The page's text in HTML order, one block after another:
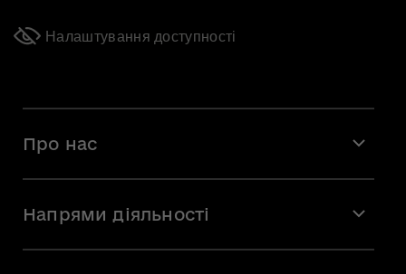
Налаштування доступності
Про нас
Команда
Вакансії
Напрями діяльності